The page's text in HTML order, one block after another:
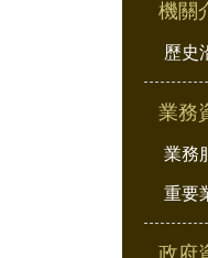
機關
歷史
業務
業務
重要